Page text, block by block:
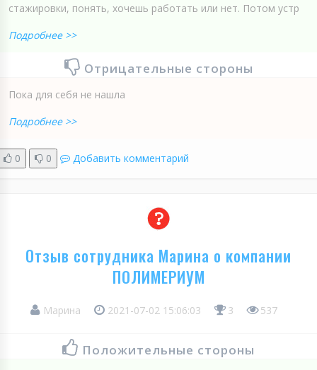
стажировки, понять, хочешь работать или нет. Потом устр
Подробнее >>
Отрицательные стороны
Пока для себя не нашла
Подробнее >>
0 0 Добавить комментарий
Отзыв сотрудника Марина о компании
ПОЛИМЕРИУМ
Марина 2021-07-02 15:06:03 3 537
Положительные стороны